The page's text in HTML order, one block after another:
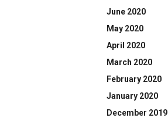
June 2020
May 2020
April 2020
March 2020
February 2020
January 2020
December 2019